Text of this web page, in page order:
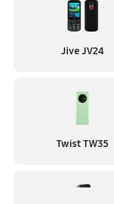
Jive JV24
Twist TW35